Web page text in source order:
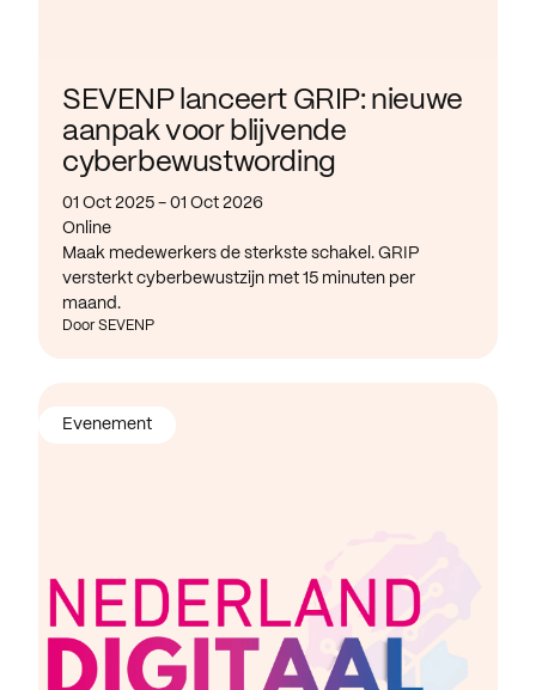
SEVENP lanceert GRIP: nieuwe
aanpak voor blijvende
cyberbewustwording
01 Oct 2025 - 01 Oct 2026
Online
Maak medewerkers de sterkste schakel. GRIP
versterkt cyberbewustzijn met 15 minuten per
maand.
Door SEVENP
Evenement